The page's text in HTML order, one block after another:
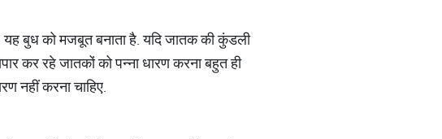
यह बुध को मजबूत बनाता है. यदि जातक की कुंडली
कर रहे जातकों को पन्ना धारण करना बहुत ही
नहीं करना चाहिए.